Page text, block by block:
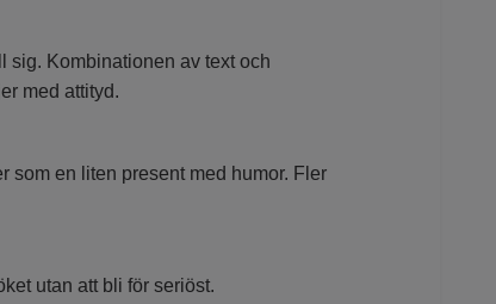
sig. Kombinationen av text och
med attityd.
som en liten present med humor. Fler
utan att bli för seriöst.